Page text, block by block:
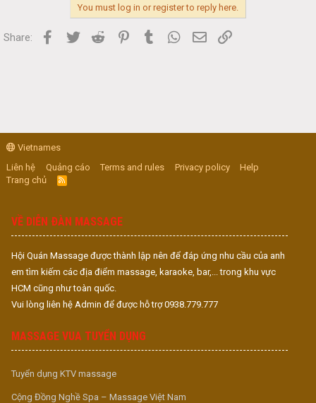
You must log in or register to reply here.
Share: Facebook
Twitter Reddit PinterestTumblr WhatsApp
Email
Vietnames
Liên hệ
Quảng cáo Terms and rules Privacy policy
Help
Trang chủ
R
S
VỀ DIỄN ĐÀN MASSAGE
Hội Quán Massage được thành lập nên để đáp ứng nhu cầu của anh
em tìm kiếm các địa điểm massage, karaoke, bar,... trong khu vực
HCM cũng như toàn quốc.
Vui lòng liên hệ Admin để được hỗ trợ 0938.779.777
MASSAGE VUA TUYỂN DỤNG
Tuyển dụng KTV massage
Cộng Đồng Nghề Spa – Massage Việt Nam